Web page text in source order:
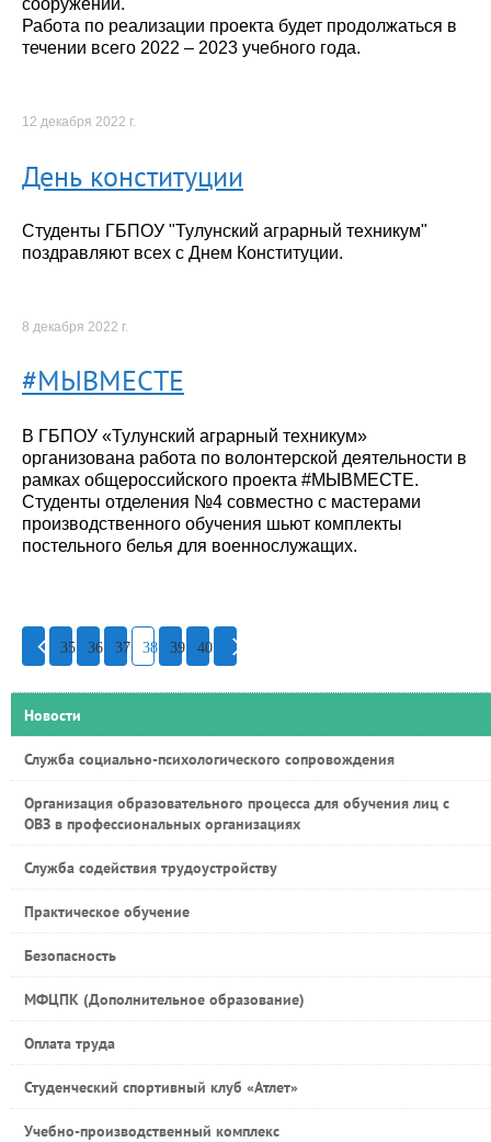
сооружений.
Работа по реализации проекта будет продолжаться в
течении всего 2022 – 2023 учебного года.
12 декабря 2022 г.
День конституции
Студенты ГБПОУ "Тулунский аграрный техникум"
поздравляют всех с Днем Конституции.
8 декабря 2022 г.
#МЫВМЕСТЕ
В ГБПОУ «Тулунский аграрный техникум»
организована работа по волонтерской деятельности в
рамках общероссийского проекта #МЫВМЕСТЕ.
Студенты отделения №4 совместно с мастерами
производственного обучения шьют комплекты
постельного белья для военнослужащих.
35 36 37 38 39 40
Новости
Служба социально-психологического сопровождения
Организация образовательного процесса для обучения лиц с
ОВЗ в профессиональных организациях
Служба содействия трудоустройству
Практическое обучение
Безопасность
МФЦПК (Дополнительное образование)
Оплата труда
Студенческий спортивный клуб «Атлет»
Учебно-производственный комплекс